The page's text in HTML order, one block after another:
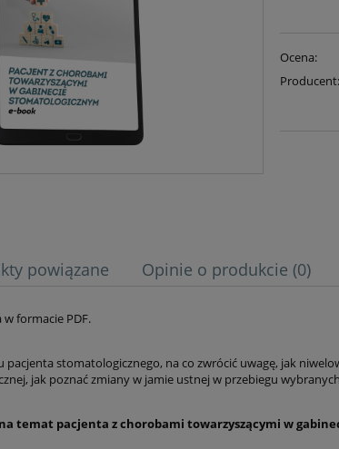
Ocena:
powiązane Opinie o produkcie (0)
formacie PDF.
pacjenta stomatologicznego, na co zwrócić uwagę, jak
jak poznać zmiany w jamie ustnej w przebiegu
temat pacjenta z chorobami towarzyszącymi w